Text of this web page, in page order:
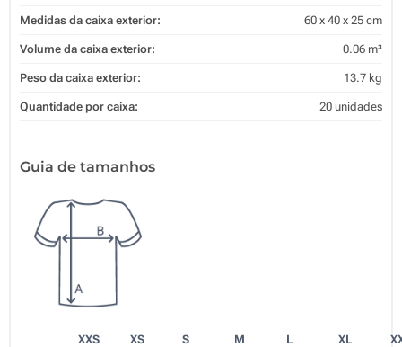
Medidas da caixa exterior: 60 x 40 x 25 cm
Volume da caixa exterior: 0.06 m³
Peso da caixa exterior: 13.7 kg
Quantidade por caixa: 20 unidades
Guia de tamanhos
XXS XS S M L XL